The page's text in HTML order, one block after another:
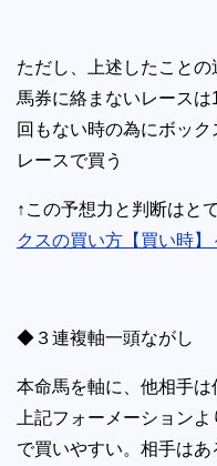
ただし、上述したこと
馬券に絡まないレース
回もない時の為にボッ
レースで買う
↑この予想力と判断はと
クスの買い方【買い時
◆３連複軸一頭ながし
本命馬を軸に、他相手は
上記フォーメーション
で買いやすい。相手はあ